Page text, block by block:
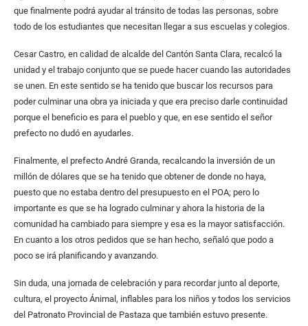
que finalmente podrá ayudar al tránsito de todas las personas, sobre
todo de los estudiantes que necesitan llegar a sus escuelas y colegios.
Cesar Castro, en calidad de alcalde del Cantón Santa Clara, recalcó la
unidad y el trabajo conjunto que se puede hacer cuando las autoridades
se unen. En este sentido se ha tenido que buscar los recursos para
poder culminar una obra ya iniciada y que era preciso darle continuidad
porque el beneficio es para el pueblo y que, en ese sentido el señor
prefecto no dudó en ayudarles.
Finalmente, el prefecto André Granda, recalcando la inversión de un
millón de dólares que se ha tenido que obtener de donde no haya,
puesto que no estaba dentro del presupuesto en el POA; pero lo
importante es que se ha logrado culminar y ahora la historia de la
comunidad ha cambiado para siempre y esa es la mayor satisfacción.
En cuanto a los otros pedidos que se han hecho, señaló que podo a
poco se irá planificando y avanzando.
Sin duda, una jornada de celebración y para recordar junto al deporte,
cultura, el proyecto Ánimal, inflables para los niños y todos los servicios
del Patronato Provincial de Pastaza que también estuvo presente.